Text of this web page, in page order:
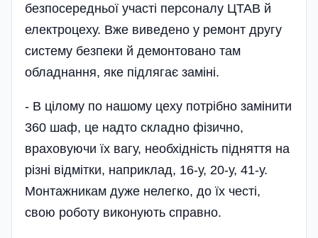
безпосередньої участі персоналу ЦТАВ й
електроцеху. Вже виведено у ремонт другу
систему безпеки й демонтовано там
обладнання, яке підлягає заміні.
- В цілому по нашому цеху потрібно замінити
360 шаф, це надто складно фізично,
враховуючи їх вагу, необхідність підняття на
різні відмітки, наприклад, 16-у, 20-у, 41-у.
Монтажникам дуже нелегко, до їх честі,
свою роботу виконують справно.